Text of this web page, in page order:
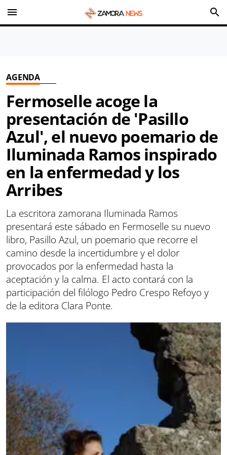
menu search
AGENDA
Fermoselle acoge la
presentación de 'Pasillo
Azul', el nuevo poemario de
Iluminada Ramos inspirado
en la enfermedad y los
Arribes
La escritora zamorana Iluminada Ramos
presentará este sábado en Fermoselle su nuevo
libro, Pasillo Azul, un poemario que recorre el
camino desde la incertidumbre y el dolor
provocados por la enfermedad hasta la
aceptación y la calma. El acto contará con la
participación del filólogo Pedro Crespo Refoyo y
de la editora Clara Ponte.